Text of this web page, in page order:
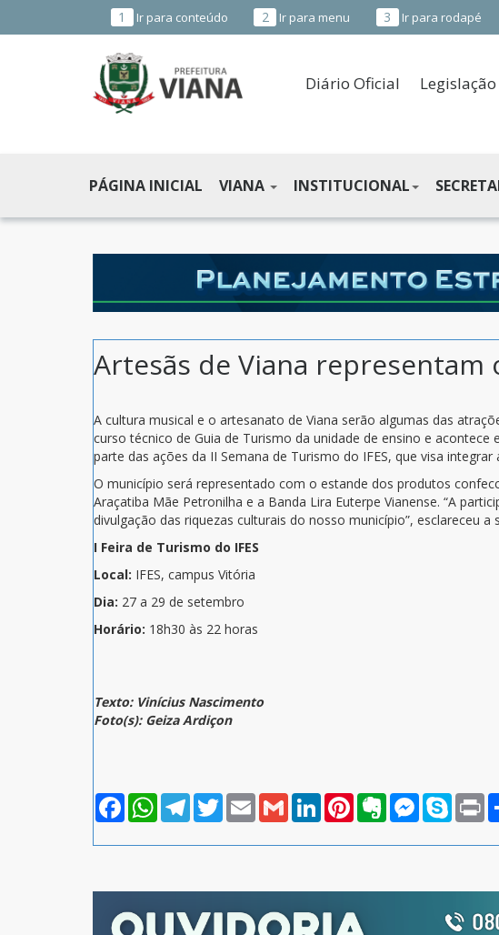
1 Ir para conteúdo 2 Ir para menu 3 Ir para rodapé
MUNICIPAL
DE
VIANA
ES
Diário Oficial Legislação
PÁGINA INICIAL VIANA INSTITUCIONAL
Artesãs de Viana representam
A cultura musical e o artesanato de Viana serão algumas das
curso técnico de Guia de Turismo da unidade de ensino e
parte das ações da II Semana de Turismo do IFES, que visa
O município será representado com o estande dos produtos
Araçatiba Mãe Petronilha e a Banda Lira Euterpe Vianense. “A
divulgação das riquezas culturais do nosso município”, esclareceu
I Feira de Turismo do IFES
Local: IFES, campus Vitória
Dia: 27 a 29 de setembro
Horário: 18h30 às 22 horas
Texto: Vinícius Nascimento
Foto(s): Geiza Ardiçon
FacebookWhatsAppTelegramTwitterEmail Gmail LinkedInPinterestEvernoteMessenger
Skype